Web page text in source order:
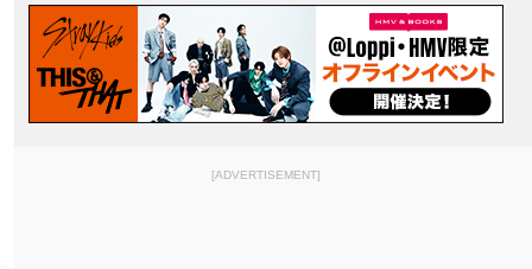
[ADVERTISEMENT]